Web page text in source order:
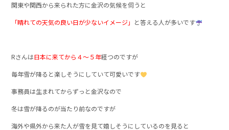
関東や関西から来られた方に金沢の気候を伺うと
「晴れての天気の良い日が少ないイメージ」 と答える人が多いです
Rさんは日本に来てから４～５年経つのですが
毎年雪が降ると楽しそうにしていて可愛いです
事務員は生まれてからずっと金沢なので
冬は雪が降るのが当たり前なのですが
海外や県外から来た人が雪を見て嬉しそうにしているのを見ると